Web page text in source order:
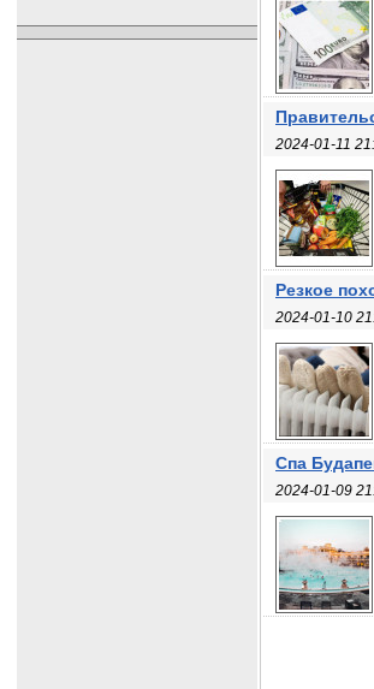
2024-01-11
Резкое
2024-01-10
Спа
2024-01-09